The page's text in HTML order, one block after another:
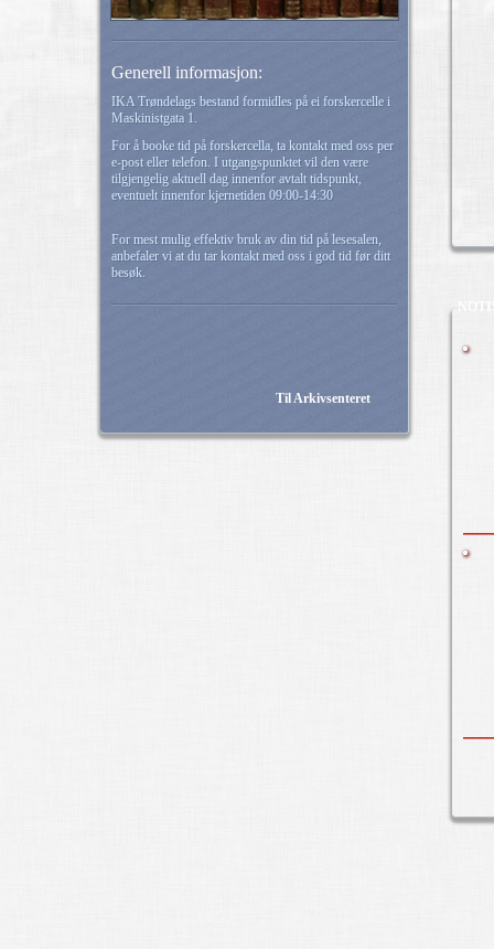
Generell informasjon:
IKA Trøndelags bestand formidles på ei forskercelle i
Maskinistgata 1.
For å booke tid på forskercella, ta kontakt med oss per
e-post eller telefon. I utgangspunktet vil den være
tilgjengelig aktuell dag innenfor avtalt tidspunkt,
eventuelt innenfor kjernetiden 09:00-14:30
For mest mulig effektiv bruk av din tid på lesesalen,
anbefaler vi at du tar kontakt med oss i god tid før ditt
besøk.
Til Arkivsenteret